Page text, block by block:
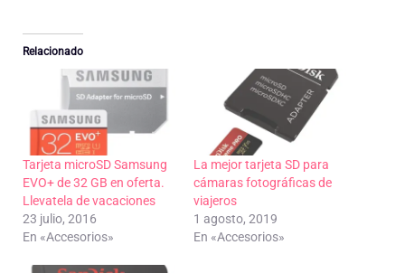
Relacionado
Tarjeta microSD Samsung
EVO+ de 32 GB en oferta.
Llevatela de vacaciones
23 julio, 2016
En «Accesorios»
La mejor tarjeta SD para
cámaras fotográficas de
viajeros
1 agosto, 2019
En «Accesorios»